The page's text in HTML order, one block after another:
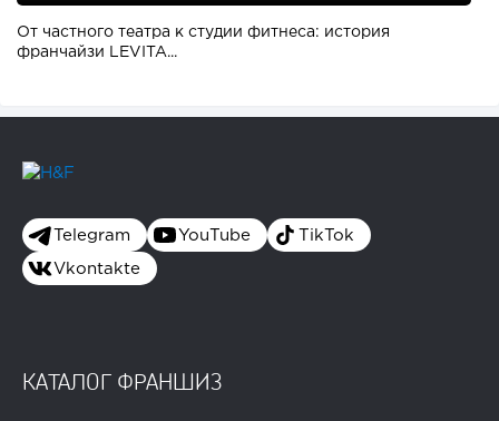
От частного театра к студии фитнеса: история
франчайзи LEVITA...
Telegram YouTube TikTok
Vkontakte
КАТАЛОГ ФРАНШИЗ